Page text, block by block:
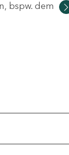
bspw. dem